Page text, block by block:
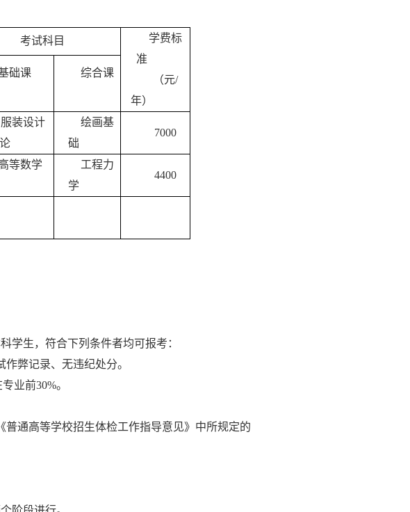
考试科目
学费标
准
（元/
年）
础课 综合课
服装设计
绘画基
础
7000
等数学
工程力
学
4400
学生，符合下列条件者均可报考：
弊记录、无违纪处分。
专业前30%。
通高等学校招生体检工作指导意见》中所规定的